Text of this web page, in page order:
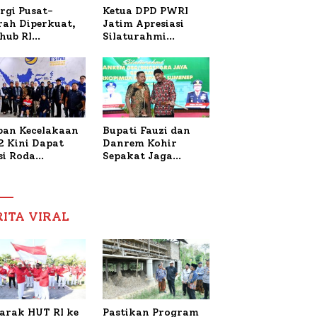
Pusat-
Diperkuat,
RI
Bahas
KM
Sentosa II
Ketua DPD PWRI
Jatim Apresiasi
Silaturahmi
dan PWRI, Sebut
Kemitraan Ideal
Polri-Pers
Kecelakaan
Kini Dapat
Roda
Nabil
Bupati Fauzi dan
Danrem Kohir
Sepakat Jaga
VIRAL
HUT RI ke
Pastikan Program